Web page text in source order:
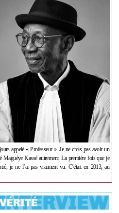
appelé « Professeur ». Je ne crois pas avoir un
Maguèye Kassé autrement. La première fois que je
je ne l’ai pas vraiment vu. C’était en 2013, au